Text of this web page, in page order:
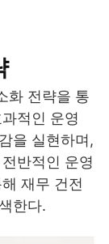
화 전략을 통
적인 운영
을 실현하며,
반적인 운영
재무 건전
한다.